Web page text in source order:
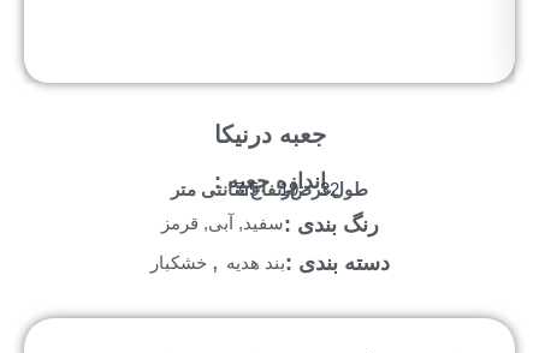
جعبه درنیکا
اندازه جعبه :32
19
7.5 طول :عرض :ارتفاع :سانتی متر
سفید, آبی, قرمزرنگ بندی :
بند هدیه , خشکبار دسته بندی :